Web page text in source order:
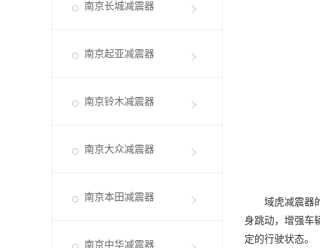
南京长城减震器
南京起亚减震器
南京铃木减震器
南京大众减震器
南京本田减震器
南京中华减震器
域虎减震器的
身跳动，增强车
定的行驶状态。